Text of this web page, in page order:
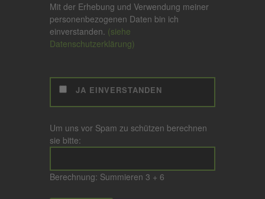
Mit der Erhebung und Verwendung meiner
personenbezogenen Daten bin ich
einverstanden. (siehe
Datenschutzerklärung)
JA EINVERSTANDEN
Um uns vor Spam zu schützen berechnen
sie bitte:
Berechnung: Summieren 3 + 6